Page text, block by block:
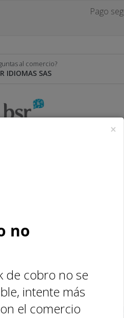
Pago
×
no
de cobro no se
intente más
el comercio
al comercio?
IDIOMAS SAS